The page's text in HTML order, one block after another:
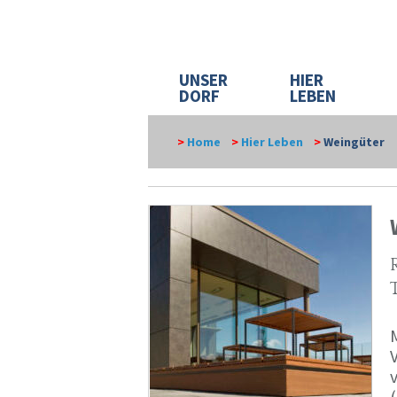
UNSER
DORF
HIER
LEBEN
> Home > Hier Leben >Weingüter